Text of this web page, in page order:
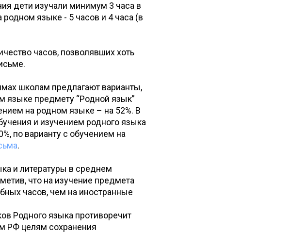
дети изучали минимум 3 часа в
языке - 5 часов и 4 часа (в
часов, позволявших хоть
школам предлагают варианты,
языке предмету “Родной язык”
на родном языке – на 52%. В
и изучением родного языка
по варианту с обучением на
.
и литературы в среднем
что на изучение предмета
часов, чем на иностранные
Родного языка противоречит
РФ целям сохранения